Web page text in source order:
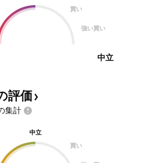
買い
強い買い
中立
評価
集計
中立
買い